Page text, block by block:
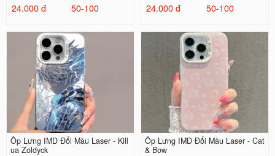
24.000 đ
50-100
24.000 đ
50-100
Ốp Lưng IMD Đổi Màu Laser - Kill
ua Zoldyck
Ốp Lưng IMD Đổi Màu Laser - Cat
& Bow